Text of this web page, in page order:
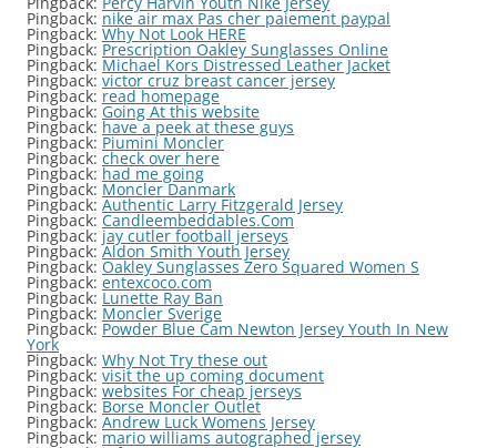
Pingback: nike air max Pas cher paiement paypal
Pingback: Why Not Look HERE
Pingback: Prescription Oakley Sunglasses Online
Pingback: Michael Kors Distressed Leather Jacket
Pingback: victor cruz breast cancer jersey
Pingback: read homepage
Pingback: Going At this website
Pingback: have a peek at these guys
Pingback: Piumini Moncler
Pingback: check over here
Pingback: had me going
Pingback: Moncler Danmark
Pingback: Authentic Larry Fitzgerald Jersey
Pingback: Candleembeddables.Com
Pingback: jay cutler football jerseys
Pingback:Aldon Smith Youth Jersey
Pingback: Oakley Sunglasses Zero Squared Women S
Pingback: entexcoco.com
Pingback: Lunette Ray Ban
Pingback: Moncler Sverige
Pingback: Powder Blue Cam Newton Jersey Youth In New
York
Pingback: Why Not Try these out
Pingback: visit the up coming document
Pingback: websites For cheap jerseys
Pingback: Borse Moncler Outlet
Pingback: Andrew Luck Womens Jersey
Pingback: mario williams autographed jersey